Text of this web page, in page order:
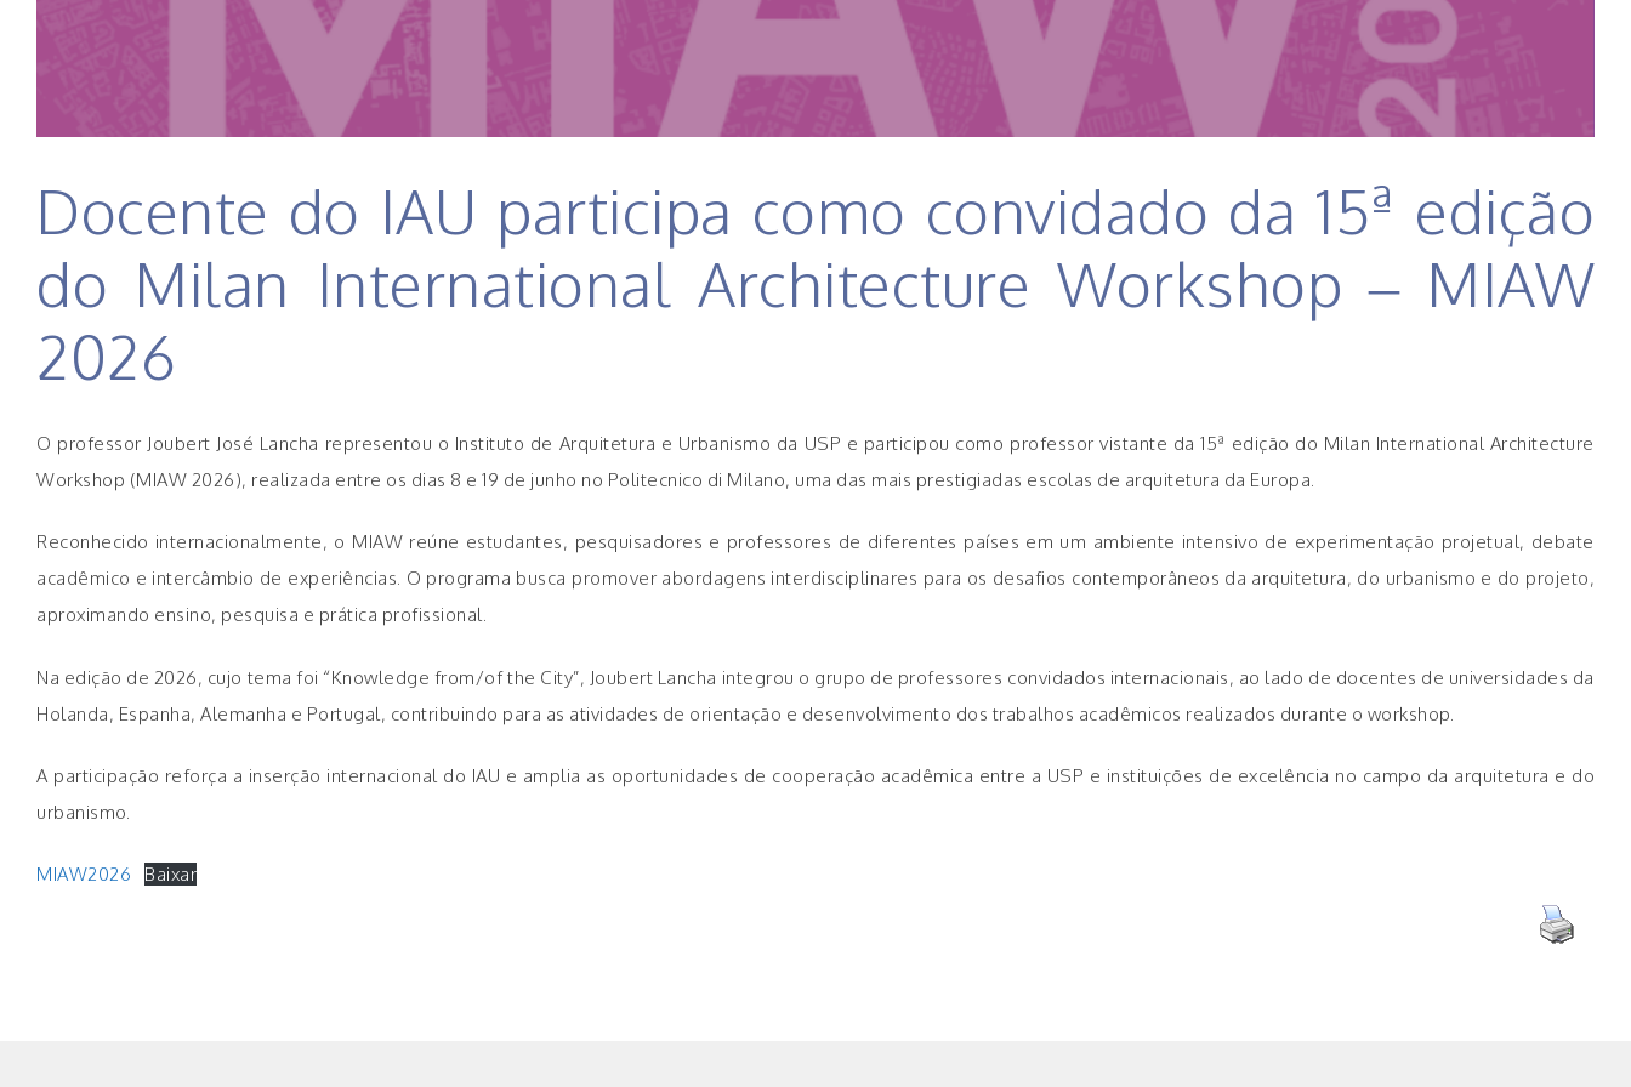
Docente do IAU participa como convidado da 15ª edição
do Milan International Architecture Workshop – MIAW
2026
O professor Joubert José Lancha representou o Instituto de Arquitetura e Urbanismo da USP e participou como professor vistante da 15ª edição do Milan International Architecture
Workshop (MIAW 2026), realizada entre os dias 8 e 19 de junho no Politecnico di Milano, uma das mais prestigiadas escolas de arquitetura da Europa.
Reconhecido internacionalmente, o MIAW reúne estudantes, pesquisadores e professores de diferentes países em um ambiente intensivo de experimentação projetual, debate
acadêmico e intercâmbio de experiências. O programa busca promover abordagens interdisciplinares para os desafios contemporâneos da arquitetura, do urbanismo e do projeto,
aproximando ensino, pesquisa e prática profissional.
Na edição de 2026, cujo tema foi “Knowledge from/of the City”, Joubert Lancha integrou o grupo de professores convidados internacionais, ao lado de docentes de universidades da
Holanda, Espanha, Alemanha e Portugal, contribuindo para as atividades de orientação e desenvolvimento dos trabalhos acadêmicos realizados durante o workshop.
A participação reforça a inserção internacional do IAU e amplia as oportunidades de cooperação acadêmica entre a USP e instituições de excelência no campo da arquitetura e do
urbanismo.
MIAW2026 Baixar